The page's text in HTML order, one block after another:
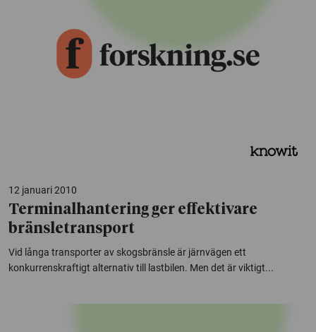
12 januari 2010
Terminalhantering ger effektivare
bränsletransport
Vid långa transporter av skogsbränsle är järnvägen ett
konkurrenskraftigt alternativ till lastbilen. Men det är viktigt...